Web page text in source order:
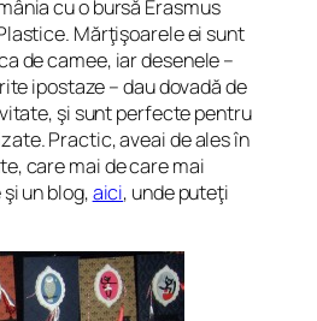
cu o bursă Erasmus
Mărţişoarele ei sunt
de camee, iar desenele –
ipostaze – dau dovadă de
şi sunt perfecte pentru
Practic, aveai de ales în
care mai de care mai
un blog,aici, unde puteţi